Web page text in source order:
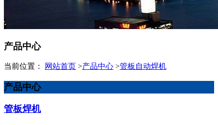
产品中心
当前位置： 网站首页 >产品中心 >管板自动焊机
产品中心
管板焊机